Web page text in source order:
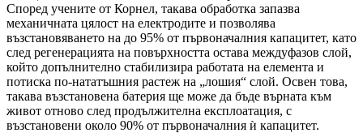
Според учените от Корнел, такава обработка запазва
механичната цялост на електродите и позволява
възстановяването на до 95% от първоначалния капацитет, като
след регенерацията на повърхността остава междуфазов слой,
който допълнително стабилизира работата на елемента и
потиска по-нататъшния растеж на „лошия“ слой. Освен това,
такава възстановена батерия ще може да бъде върната към
живот отново след продължителна експлоатация, с
възстановени около 90% от първоначалния ѝ капацитет.